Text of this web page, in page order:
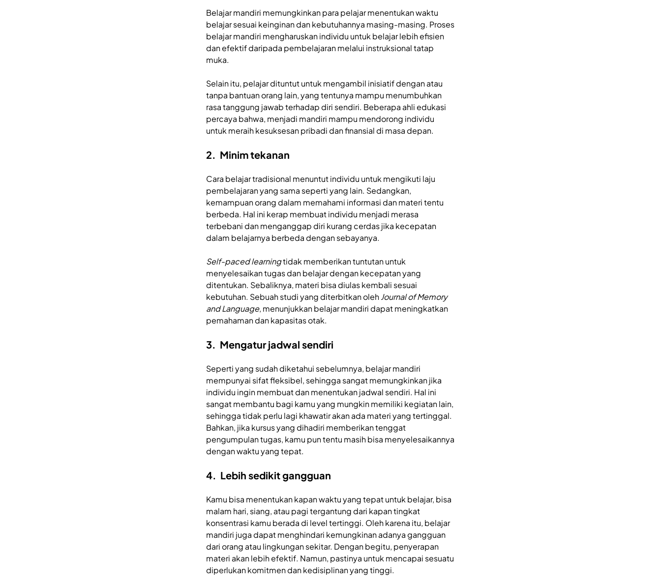
Belajar mandiri memungkinkan para pelajar menentukan waktu
belajar sesuai keinginan dan kebutuhannya masing-masing. Proses
belajar mandiri mengharuskan individu untuk belajar lebih efisien
dan efektif daripada pembelajaran melalui instruksional tatap
muka.
Selain itu, pelajar dituntut untuk mengambil inisiatif dengan atau
tanpa bantuan orang lain, yang tentunya mampu menumbuhkan
rasa tanggung jawab terhadap diri sendiri. Beberapa ahli edukasi
percaya bahwa, menjadi mandiri mampu mendorong individu
untuk meraih kesuksesan pribadi dan finansial di masa depan.
2. Minim tekanan
Cara belajar tradisional menuntut individu untuk mengikuti laju
pembelajaran yang sama seperti yang lain. Sedangkan,
kemampuan orang dalam memahami informasi dan materi tentu
berbeda. Hal ini kerap membuat individu menjadi merasa
terbebani dan menganggap diri kurang cerdas jika kecepatan
dalam belajarnya berbeda dengan sebayanya.
Self-paced learningtidak memberikan tuntutan untuk
menyelesaikan tugas dan belajar dengan kecepatan yang
ditentukan. Sebaliknya, materi bisa diulas kembali sesuai
kebutuhan. Sebuah studi yang diterbitkan olehJournal of Memory
and Language, menunjukkan belajar mandiri dapat meningkatkan
pemahaman dan kapasitas otak.
3. Mengatur jadwal sendiri
Seperti yang sudah diketahui sebelumnya, belajar mandiri
mempunyai sifat fleksibel, sehingga sangat memungkinkan jika
individu ingin membuat dan menentukan jadwal sendiri. Hal ini
sangat membantu bagi kamu yang mungkin memiliki kegiatan lain,
sehingga tidak perlu lagi khawatir akan ada materi yang tertinggal.
Bahkan, jika kursus yang dihadiri memberikan tenggat
pengumpulan tugas, kamu pun tentu masih bisa menyelesaikannya
dengan waktu yang tepat.
4. Lebih sedikit gangguan
Kamu bisa menentukan kapan waktu yang tepat untuk belajar, bisa
malam hari, siang, atau pagi tergantung dari kapan tingkat
konsentrasi kamu berada di level tertinggi. Oleh karena itu, belajar
mandiri juga dapat menghindari kemungkinan adanya gangguan
dari orang atau lingkungan sekitar. Dengan begitu, penyerapan
materi akan lebih efektif. Namun, pastinya untuk mencapai sesuatu
diperlukan komitmen dan kedisiplinan yang tinggi.